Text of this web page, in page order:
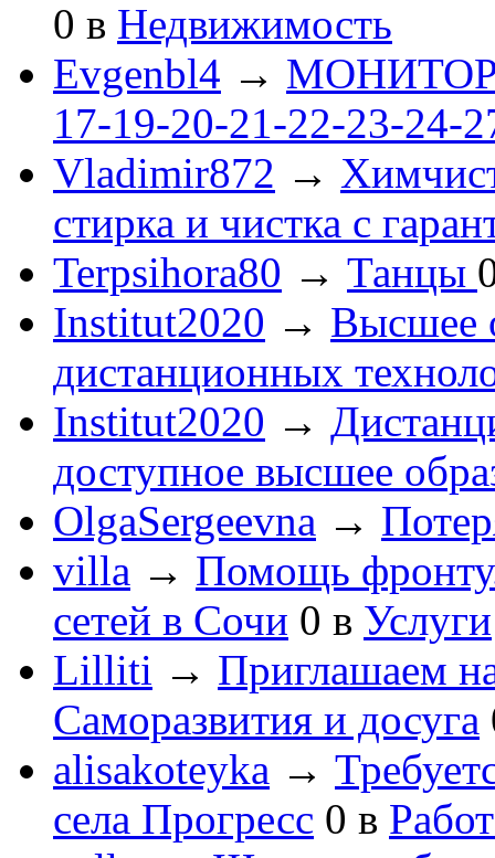
0 в Недвижимость
Evgenbl4 → МОНИТОРЫ
17-19-20-21-22-23-24-
Vladimir872 →
стирка и чистка с
Terpsihora80 → Танцы
Institut2020 → Высшее
дистанционных
Institut2020 →
доступное высшее
OlgaSergeevna →
villa → Помощь
сетей в Сочи 0 в Услуги
Lilliti → Приглашаем
Саморазвития и досуга
alisakoteyka →
села Прогресс 0 в